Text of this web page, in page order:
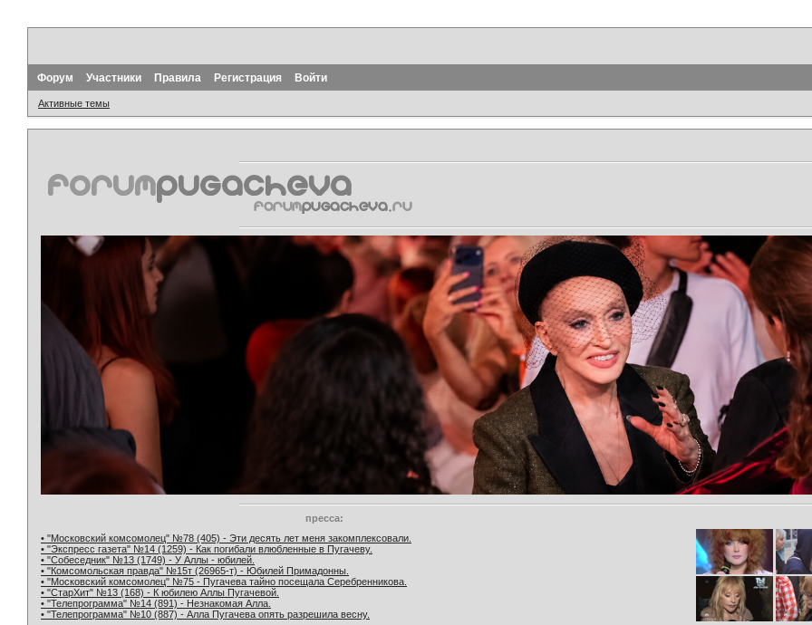
Форум Участники Правила Регистрация Войти
Активные темы
пресса:
• "Московский комсомолец" №78 (405) - Эти десять лет меня закомплексовали.
• "Экспресс газета" №14 (1259) - Как погибали влюбленные в Пугачеву.
• "Собеседник" №13 (1749) - У Аллы - юбилей.
• "Комсомольская правда" №15т (26965-т) - Юбилей Примадонны.
• "Московский комсомолец" №75 - Пугачева тайно посещала Серебренникова.
• "СтарХит" №13 (168) - К юбилею Аллы Пугачевой.
• "Телепрограмма" №14 (891) - Незнакомая Алла.
• "Телепрограмма" №10 (887) - Алла Пугачева опять разрешила весну.